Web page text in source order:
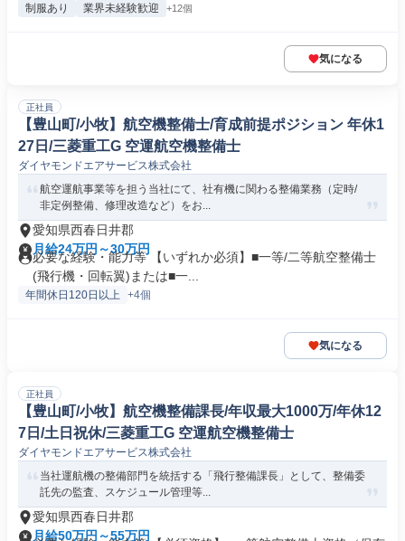
制服あり 業界未経験歓迎 +12個
気になる
正社員
【豊山町/小牧】航空機整備士/育成前提ポジション 年休1
27日/三菱重工G 空運航空機整備士
ダイヤモンドエアサービス株式会社
航空運航事業等を担う当社にて、社有機に関わる整備業務（定時/
非定例整備、修理改造など）をお...
愛知県西春日井郡
月給24万円～30万円
必要な経験・能力等 【いずれか必須】■一等/二等航空整備士
(飛行機・回転翼)または■一...
年間休日120日以上 +4個
気になる
正社員
【豊山町/小牧】航空機整備課長/年収最大1000万/年休12
7日/土日祝休/三菱重工G 空運航空機整備士
ダイヤモンドエアサービス株式会社
当社運航機の整備部門を統括する「飛行整備課長」として、整備委
託先の監査、スケジュール管理等...
愛知県西春日井郡
月給50万円～55万円